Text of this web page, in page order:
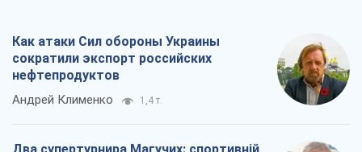
Как атаки Сил обороны Украины
сократили экспорт российских
нефтепродуктов
Андрей Клименко 1,4 т.